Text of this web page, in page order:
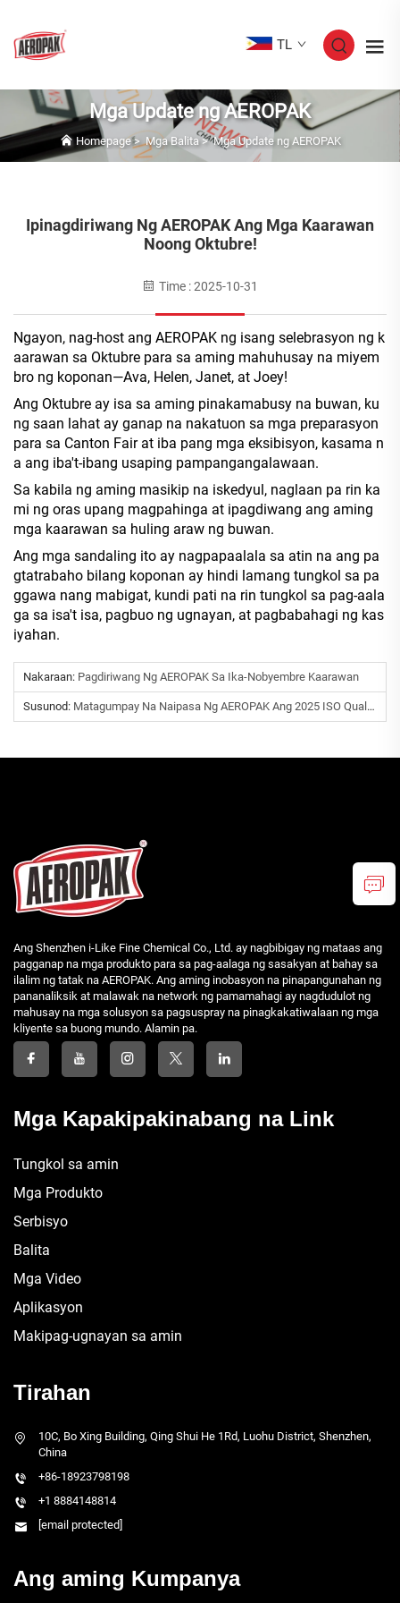
TL
Mga Update ng AEROPAK
Homepage>Mga Balita>Mga Update ng AEROPAK
Ipinagdiriwang Ng AEROPAK Ang Mga Kaarawan
Noong Oktubre!
Time : 2025-10-31
Ngayon, nag-host ang AEROPAK ng isang selebrasyon ng k
aarawan sa Oktubre para sa aming mahuhusay na miyem
bro ng koponan—Ava, Helen, Janet, at Joey!
Ang Oktubre ay isa sa aming pinakamabusy na buwan, ku
ng saan lahat ay ganap na nakatuon sa mga preparasyon
para sa Canton Fair at iba pang mga eksibisyon, kasama n
a ang iba't-ibang usaping pampangangalawaan.
Sa kabila ng aming masikip na iskedyul, naglaan pa rin ka
mi ng oras upang magpahinga at ipagdiwang ang aming
mga kaarawan sa huling araw ng buwan.
Ang mga sandaling ito ay nagpapaalala sa atin na ang pa
gtatrabaho bilang koponan ay hindi lamang tungkol sa pa
ggawa nang mabigat, kundi pati na rin tungkol sa pag-aala
ga sa isa't isa, pagbuo ng ugnayan, at pagbabahagi ng kas
iyahan.
Nakaraan: Pagdiriwang Ng AEROPAK Sa Ika-Nobyembre Kaarawan
Susunod: Matagumpay Na Naipasa Ng AEROPAK Ang 2025 ISO Quality Management System Audit, Binibigyang-Diin Ang Pagsisikap Para Sa Kagalingan
Ang Shenzhen i-Like Fine Chemical Co., Ltd. ay nagbibigay ng mataas ang
pagganap na mga produkto para sa pag-aalaga ng sasakyan at bahay sa
ilalim ng tatak na AEROPAK. Ang aming inobasyon na pinapangunahan ng
pananaliksik at malawak na network ng pamamahagi ay nagdudulot ng
mahusay na mga solusyon sa pagsuspray na pinagkakatiwalaan ng mga
kliyente sa buong mundo. Alamin pa.
Mga Kapakipakinabang na Link
Tungkol sa amin
Mga Produkto
Serbisyo
Balita
Mga Video
Aplikasyon
Makipag-ugnayan sa amin
Tirahan
10C, Bo Xing Building, Qing Shui He 1Rd, Luohu District, Shenzhen,
China
+86-18923798198
+1 8884148814
[email protected]
Ang aming Kumpanya